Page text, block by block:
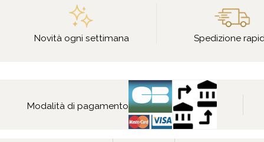
Novità ogni settimana Spedizione
Modalità di pagamento